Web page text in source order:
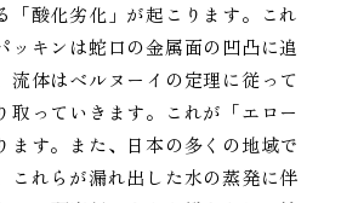
酸化劣化」が起こります。これ
キンは蛇口の金属面の凹凸に追
体はベルヌーイの定理に従って
っていきます。これが「エロー
す。また、日本の多くの地域で
れらが漏れ出した水の蒸発に伴